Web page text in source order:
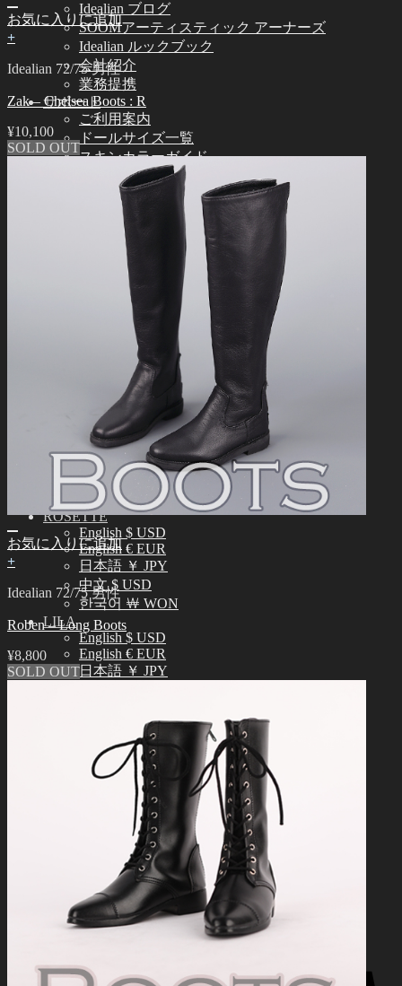
Idealian ブログ
SOOMアーティスティック アーナーズ
Idealian ルックブック
会社紹介
業務提携
サポート
ご利用案内
ドールサイズ一覧
スキンカラーガイド
オーナーズガイド
正規商品照会
よくある質問 (FAQ)
カスタマーセンター (Q&A)
English $ USD
日本語 ￥ JPY
中文 $ USD
한국어 ￦ WON
NEO ANGELREGION
English $ USD
日本語 ￥ JPY
中文 $ USD
한국어 ￦ WON
IDEALIAN
English $ USD
日本語 ￥ JPY
中文 $ USD
한국어 ￦ WON
ROSETTE
English $ USD
English € EUR
日本語 ￥ JPY
中文 $ USD
한국어 ￦ WON
LILA
English $ USD
English € EUR
日本語 ￥ JPY
お買い物カゴに商品がありません。
お買い物カゴ
お買い物カゴに商品がありません。
お気に入りに追加
+
Idealian 72/75 男性
Zak – Chelsea Boots : R
¥10,100
SOLD OUT
お気に入りに追加
+
Idealian 72/75 男性
Roben – Long Boots
¥8,800
SOLD OUT